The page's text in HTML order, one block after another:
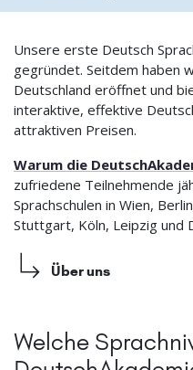
Unsere erste Deutsch
gegründet. Seitdem haben
Deutschland eröffnet und
interaktive, effektive
attraktiven Preisen.
Warum die
zufriedene Teilnehmende
Sprachschulen in Wien,
Stuttgart, Köln, Leipzig und
Über uns
Welche